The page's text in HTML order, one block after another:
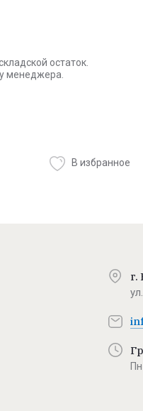
остаток.
менеджера.
В избранное